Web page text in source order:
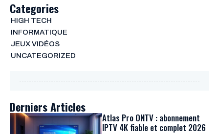
Categories
HIGH TECH
INFORMATIQUE
JEUX VIDÉOS
UNCATEGORIZED
Derniers Articles
Atlas Pro ONTV : abonnement
IPTV 4K fiable et complet 2026